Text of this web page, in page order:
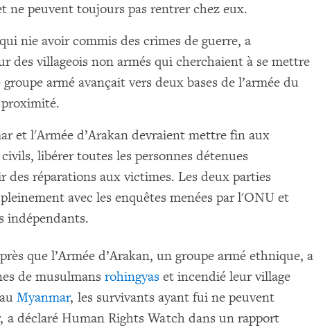
ne peuvent toujours pas rentrer chez eux.
nie avoir commis des crimes de guerre, a
des villageois non armés qui cherchaient à se mettre
armé avançait vers deux bases de l’armée du
et l'Armée d’Arakan devraient mettre fin aux
libérer toutes les personnes détenues
des réparations aux victimes. Les deux parties
avec les enquêtes menées par l'ONU et
indépendants.
que l’Armée d’Arakan, un groupe armé ethnique, a
de musulmans rohingyas et incendié leur village
Myanmar, les survivants ayant fui ne peuvent
a déclaré Human Rights Watch dans un rapport